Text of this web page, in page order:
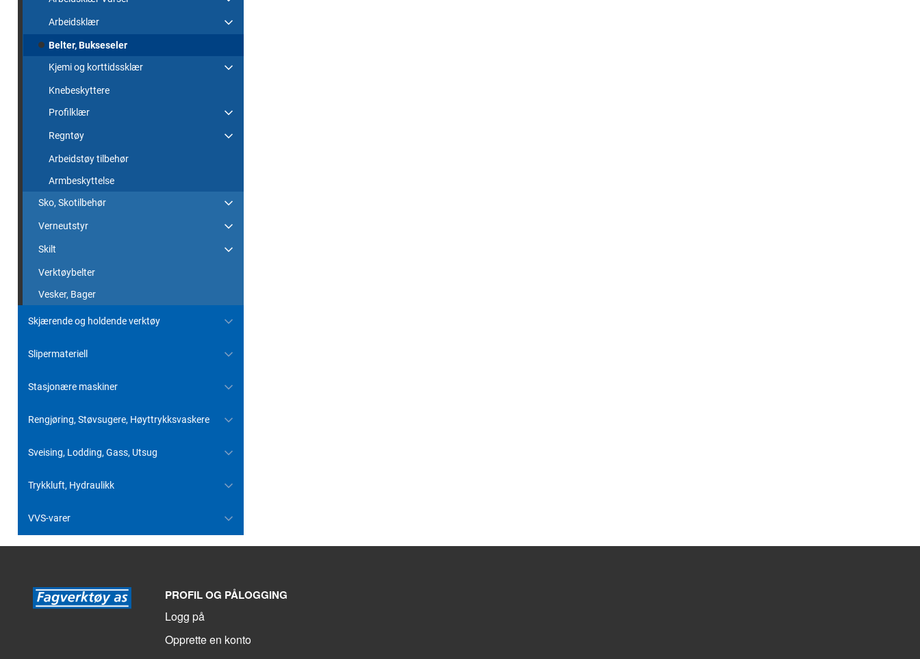
Arbeidsklær
Belter, Bukseseler
Kjemi og korttidssklær
Knebeskyttere
Profilklær
Regntøy
Arbeidstøy tilbehør
Armbeskyttelse
Sko, Skotilbehør
Verneutstyr
Skilt
Verktøybelter
Vesker, Bager
Skjærende og holdende verktøy
Slipermateriell
Stasjonære maskiner
Rengjøring, Støvsugere, Høyttrykksvaskere
Sveising, Lodding, Gass, Utsug
Trykkluft, Hydraulikk
VVS-varer
PROFIL OG PÅLOGGING
Logg på
Opprette en konto